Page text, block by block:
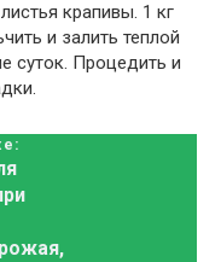
крапивы. 1 кг
и залить теплой
суток. Процедить и